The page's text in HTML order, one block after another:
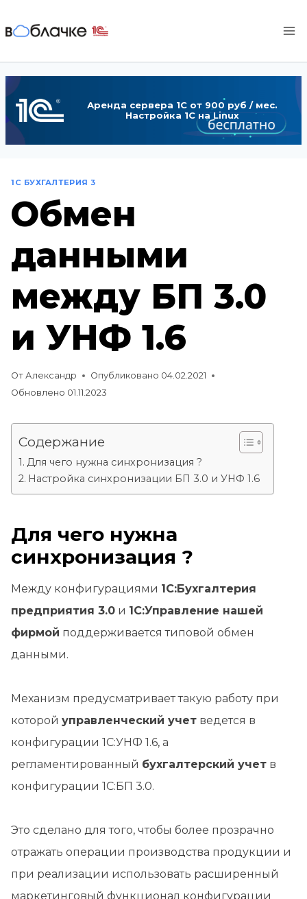
к
Аренда сервера 1С от 900 руб / мес.
Настройка 1С на Linux
1С БУХГАЛТЕРИЯ 3
Обмен
данными
между БП 3.0
и УНФ 1.6
От Александр Опубликовано 04.02.2021
Обновлено 01.11.2023
Содержание
Для чего нужна синхронизация ?
Настройка синхронизации БП 3.0 и УНФ 1.6
Для чего нужна
синхронизация ?
Между конфигурациями 1С:Бухгалтерия
предприятия 3.0 и 1С:Управление нашей
фирмой поддерживается типовой обмен
данными.
Механизм предусматривает такую работу при
которой управленческий учет ведется в
конфигурации 1С:УНФ 1.6, а
регламентированный бухгалтерский учет в
конфигурации 1С:БП 3.0.
Это сделано для того, чтобы более прозрачно
отражать операции производства продукции и
при реализации использовать расширенный
маркетинговый функционал конфигурации